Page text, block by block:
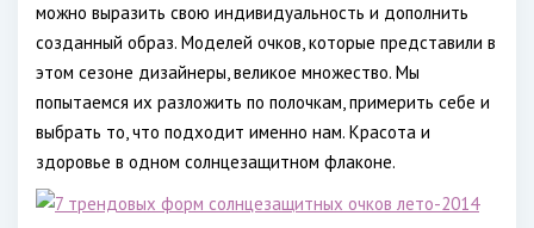
можно выразить свою индивидуальность и дополнить
созданный образ. Моделей очков, которые представили в
этом сезоне дизайнеры, великое множество. Мы
попытаемся их разложить по полочкам, примерить себе и
выбрать то, что подходит именно нам. Красота и
здоровье в одном солнцезащитном флаконе.